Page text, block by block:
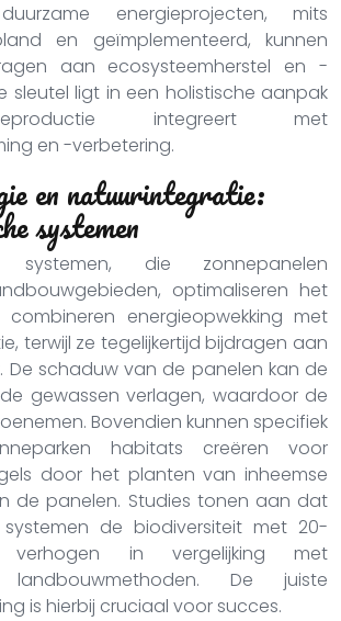
energieprojecten, mits
en geïmplementeerd, kunnen
aan ecosysteemherstel en -
sleutel ligt in een holistische aanpak
integreert met
en -verbetering.
en natuurintegratie:
systemen
systemen, die zonnepanelen
optimaliseren het
combineren energieopwekking met
terwijl ze tegelijkertijd bijdragen aan
De schaduw van de panelen kan de
gewassen verlagen, waardoor de
Bovendien kunnen specifiek
habitats creëren voor
door het planten van inheemse
de panelen. Studies tonen aan dat
de biodiversiteit met 20-
verhogen in vergelijking met
landbouwmethoden. De juiste
is hierbij cruciaal voor succes.